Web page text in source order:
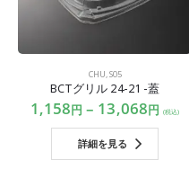
CHU,S05
BCTグリル 24-21 -蓋
1,158円 – 13,068円 (税込)
詳細を見る